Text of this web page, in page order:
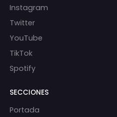
Instagram
Twitter
YouTube
TikTok
Spotify
SECCIONES
Portada